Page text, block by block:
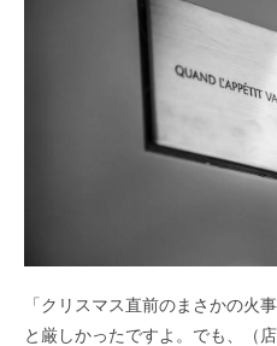
「クリスマス直前のまさかの火
と厳しかったですよ。でも、（